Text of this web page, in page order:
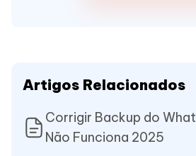
Artigos Relacionados
Corrigir Backup do
Não Funciona 2025